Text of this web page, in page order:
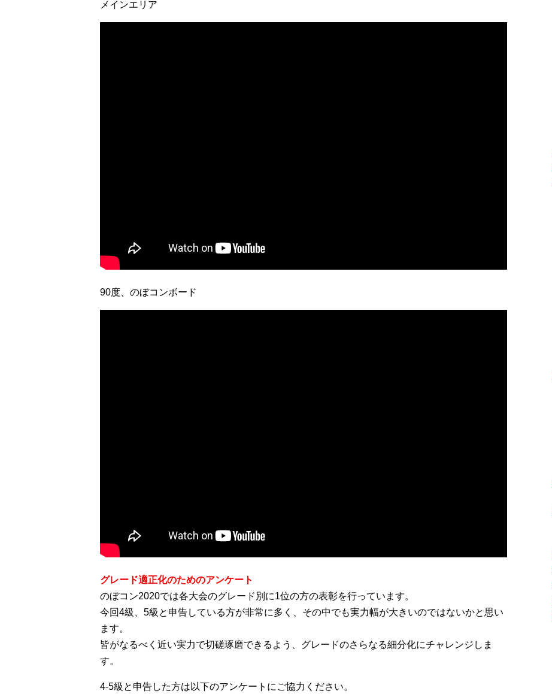
メインエリア
90度、のぼコンボード
グレード適正化のためのアンケート
のぼコン2020では各大会のグレード別に1位の方の表彰を行っています。
今回4級、5級と申告している方が非常に多く、その中でも実力幅が大きいのではないかと思い
ます。
皆がなるべく近い実力で切磋琢磨できるよう、グレードのさらなる細分化にチャレンジしま
す。
4-5級と申告した方は以下のアンケートにご協力ください。